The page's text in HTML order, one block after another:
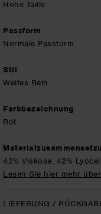
Hohe Taille
Passform
Normale Passform
Stil
Weites Bein
Farbbezeichnung
Rot
42% Viskose, 42%
Lesen Sie hier mehr
LIEFERUNG /